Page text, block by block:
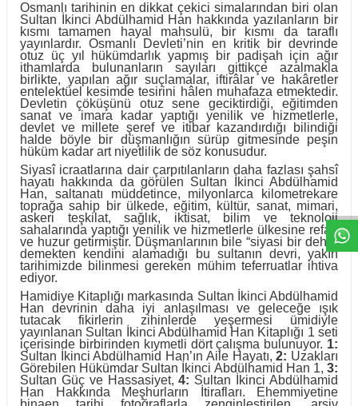
WhtappDeseHatt
Osmanlı tarihinin en dikkat çekici simalarından biri olan
Sultan İkinci Abdülhamid Han hakkında yazılanların bir
kısmı tamamen hayal mahsulü, bir kısmı da taraflı
yayınlardır. Osmanlı Devleti’nin en kritik bir devrinde
otuz üç yıl hükümdarlık yapmış bir padişah için ağır
ithamlarda bulunanların sayıları gittikçe azalmakla
birlikte, yapılan ağır suçlamalar, iftirâlar ve hakâretler
entelektüel kesimde tesirini hâlen muhafaza etmektedir.
Devletin çöküşünü otuz sene geciktirdiği, eğitimden
sanat ve imara kadar yaptığı yenilik ve hizmetlerle,
devlet ve millete şeref ve itibar kazandırdığı bilindiği
halde böyle bir düşmanlığın sürüp gitmesinde peşin
hüküm kadar art niyetlilik de söz konusudur.
Siyasî icraatlarına dair çarpıtılanların daha fazlası şahsî
hayatı hakkında da görülen Sultan İkinci Abdülhamid
Han, saltanatı müddetince, milyonlarca kilometrekare
toprağa sahip bir ülkede, eğitim, kültür, sanat, mimari,
askeri teşkilat, sağlık, iktisat, bilim ve teknoloji
sahalarında yaptığı yenilik ve hizmetlerle ülkesine refah
ve huzur getirmiştir. Düşmanlarının bile “siyasi bir deha”
demekten kendini alamadığı bu sultanın devri, yakın
tarihimizde bilinmesi gereken mühim teferruatlar ihtiva
ediyor.
Hamidiye Kitaplığı markasında Sultan İkinci Abdülhamid
Han devrinin daha iyi anlaşılması ve geleceğe ışık
tutacak fikirlerin zihinlerde yeşermesi ümidiyle
yayınlanan Sultan İkinci Abdülhamid Han Kitaplığı 1 seti
içerisinde birbirinden kıymetli dört çalışma bulunuyor. 1:
Sultan İkinci Abdülhamid Han’ın Aile Hayatı,2: Uzakları
Görebilen Hükümdar Sultan İkinci Abdülhamid Han 1, 3:
Sultan Güç ve Hassasiyet,4: Sultan İkinci Abdülhamid
Han Hakkında Meşhurların İtirafları. Ehemmiyetine